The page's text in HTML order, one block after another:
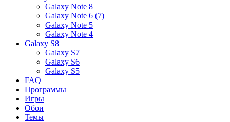
Galaxy Note 8
Galaxy Note 6 (7)
Galaxy Note 5
Galaxy Note 4
Galaxy S8
Galaxy S7
Galaxy S6
Galaxy S5
FAQ
Программы
Игры
Обои
Темы